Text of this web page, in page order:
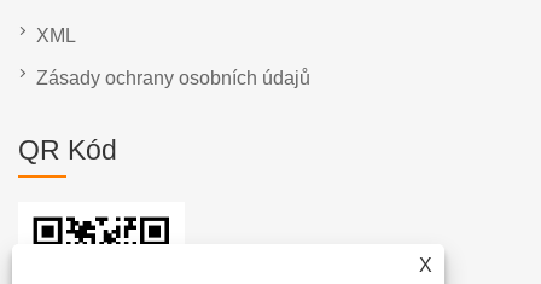
X
XML
Zásady ochrany osobních údajů
QR Kód